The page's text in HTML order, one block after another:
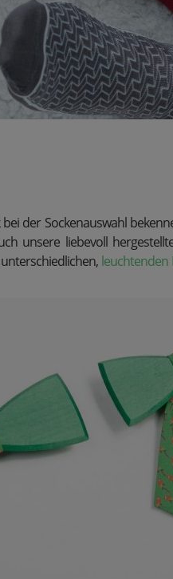
der Sockenauswahl
unsere liebevoll
leuchtenden